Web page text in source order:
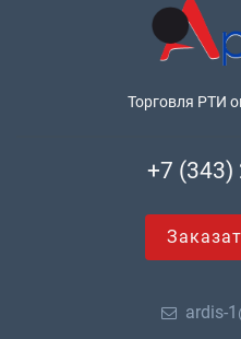
Торговля РТИ
+7 (343)
ardis-